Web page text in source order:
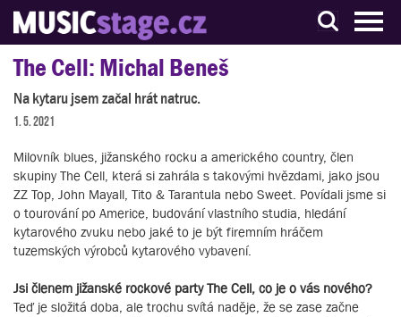
S muzikanty pro muzikanty
The Cell: Michal Beneš
Na kytaru jsem začal hrát natruc.
1. 5. 2021
Milovník blues, jižanského rocku a amerického country, člen
skupiny The Cell, která si zahrála s takovými hvězdami, jako jsou
ZZ Top, John Mayall, Tito & Tarantula nebo Sweet. Povídali jsme si
o tourování po Americe, budování vlastního studia, hledání
kytarového zvuku nebo jaké to je být firemním hráčem
tuzemských výrobců kytarového vybavení.
Jsi členem jižanské rockové party The Cell, co je o vás nového?
Teď je složitá doba, ale trochu svítá naděje, že se zase začne